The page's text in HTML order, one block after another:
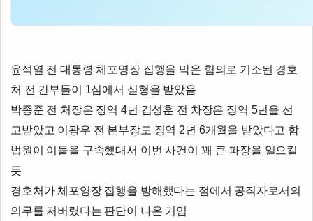
윤석열 전 대통령 체포영장 집행을 막은 혐의로 기소된 경호
처 전 간부들이 1심에서 실형을 받았음
박종준 전 처장은 징역 4년 김성훈 전 차장은 징역 5년을 선
고받았고 이광우 전 본부장도 징역 2년 6개월을 받았다고 함
법원이 이들을 구속했대서 이번 사건이 꽤 큰 파장을 일으킬
듯
경호처가 체포영장 집행을 방해했다는 점에서 공직자로서의
의무를 저버렸다는 판단이 나온 거임